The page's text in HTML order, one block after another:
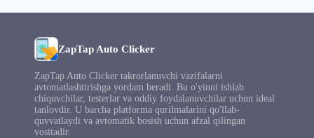
ZapTap Auto Clicker
ZapTap Auto Clicker takrorlanuvchi vazifalarni
avtomatlashtirishga yordam beradi. Bu o'yinni ishlab
chiquvchilar, testerlar va oddiy foydalanuvchilar uchun ideal
tanlovdir. U barcha platforma qurilmalarini qo'llab-
quvvatlaydi va avtomatik bosish uchun afzal qilingan
vositadir.